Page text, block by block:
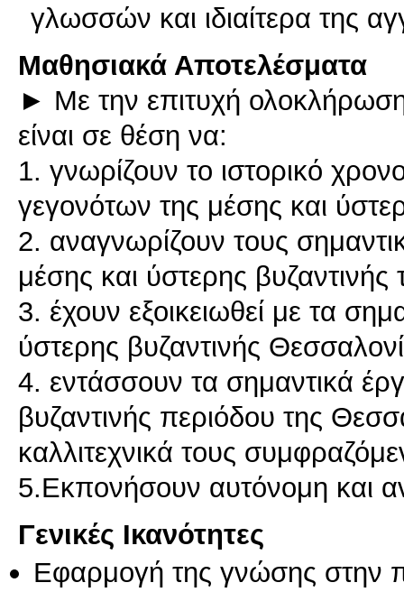
γλωσσών και ιδιαίτερα της
Μαθησιακά Αποτελέσματα
► Με την επιτυχή ολοκλήρωση
είναι σε θέση να:
1. γνωρίζουν το ιστορικό
γεγονότων της μέσης και
2. αναγνωρίζουν τους
μέσης και ύστερης βυζαντινής
3. έχουν εξοικειωθεί με τα
ύστερης βυζαντινής
4. εντάσσουν τα σημαντικά
βυζαντινής περιόδου της
καλλιτεχνικά τους
5.Εκπονήσουν αυτόνομη και
Γενικές Ικανότητες
Εφαρμογή της γνώσης στην